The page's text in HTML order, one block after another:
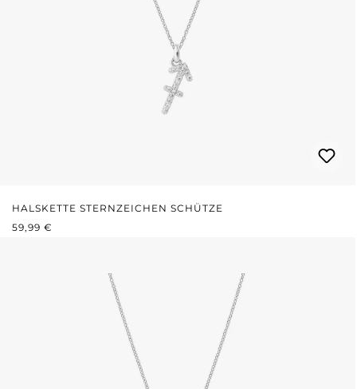
HALSKETTE STERNZEICHEN SCHÜTZE
REGULÄRER PREIS:
59,99 €